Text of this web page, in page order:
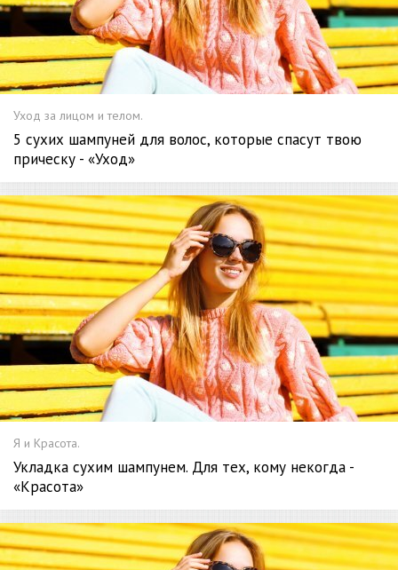
Уход за лицом и телом.
5 сухих шампуней для волос, которые спасут твою
прическу - «Уход»
Я и Красота.
Укладка сухим шампунем. Для тех, кому некогда -
«Красота»